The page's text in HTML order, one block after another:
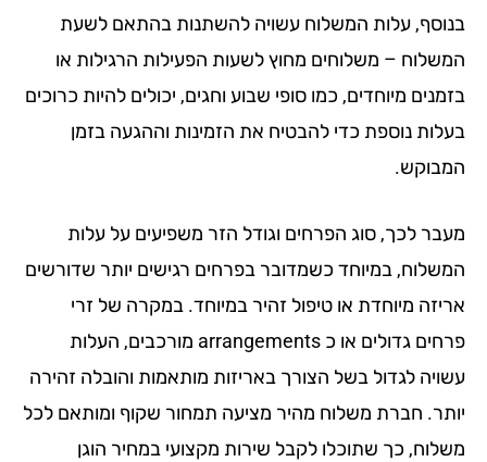
עלות המשלוח עשויה להשתנות בהתאם לשעת
– משלוחים מחוץ לשעות הפעילות הרגילות או
מיוחדים, כמו סופי שבוע וחגים, יכולים להיות כרוכים
נוספת כדי להבטיח את הזמינות וההגעה בזמן
לכך, סוג הפרחים וגודל הזר משפיעים על עלות
במיוחד כשמדובר בפרחים רגישים יותר שדורשים
מיוחדת או טיפול זהיר במיוחד. במקרה של זרי
פרחים גדולים או כ arrangements מורכבים, העלות
לגדול בשל הצורך באריזות מותאמות והובלה זהירה
חברת משלוח מהיר מציעה תמחור שקוף ומותאם לכל
כך שתוכלו לקבל שירות מקצועי במחיר הוגן